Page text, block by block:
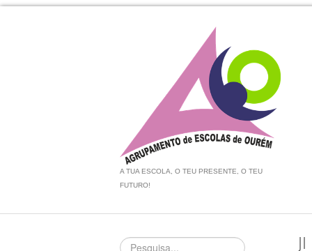
A TUA ESCOLA, O TEU PRESENTE, O TEU
FUTURO!